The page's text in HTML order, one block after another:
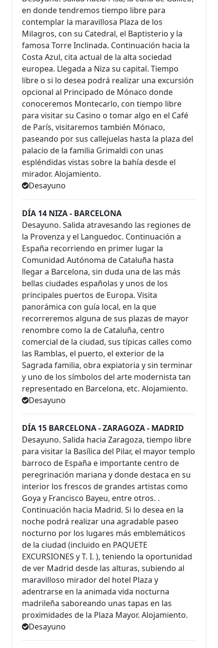
en donde tendremos tiempo libre para
contemplar la maravillosa Plaza de los
Milagros, con su Catedral, el Baptis­terio y la
famosa Torre Inclinada. Continuación hacia la
Costa Azul, cita actual de la alta sociedad
europea. Llegada a Niza su capital. Tiempo
libre o si lo desea podrá realizar una excursión
opcional al Principado de Mónaco donde
conoceremos Montecarlo, con tiempo libre
para visitar su Casino o tomar algo en el Café
de París, visitaremos también Mónaco,
paseando por sus callejuelas hasta la plaza del
palacio de la familia Grimaldi con unas
espléndidas vistas sobre la bahía desde el
mirador. Alojamiento.
Desayuno
DÍA 14 NIZA - BARCELONA
Desayuno. Salida atravesando las regiones de
la Provenza y el Languedoc. Continuación a
España recorriendo en primer lugar la
Comunidad Autónoma de Cataluña hasta
llegar a Barcelona, sin duda una de las más
bellas ciudades españolas y unos de los
principales puertos de Europa. Visita
panorámica con guía local, en la que
recorreremos alguna de sus plazas de mayor
renombre como la de Cataluña, centro
comercial de la ciudad, sus típicas calles como
las Ramblas, el puerto, el exterior de la
Sagrada familia, obra expiatoria y sin terminar
y uno de los símbolos del arte modernista tan
representado en Barcelona, etc. Alojamiento.
Desayuno
DÍA 15 BARCELONA - ZARAGOZA - MADRID
Desayuno. Salida hacia Zaragoza, tiempo libre
para visitar la Basílica del Pilar, el mayor templo
barroco de España e importante centro de
peregrinación mariana y donde destaca en su
interior los frescos de grandes artistas como
Goya y Francisco Bayeu, entre otros. .
Continuación hacia Madrid. Si lo desea en la
noche podrá realizar una agradable paseo
nocturno por los lugares más emblemáticos
de la ciudad (incluido en PAQUETE
EXCURSIONES y T. I. ), teniendo la oportunidad
de ver Madrid desde las alturas, subiendo al
maravilloso mirador del hotel Plaza y
adentrarse en la animada vida nocturna
madrileña saboreando unas tapas en las
proximidades de la Plaza Mayor. Alojamiento.
Desayuno